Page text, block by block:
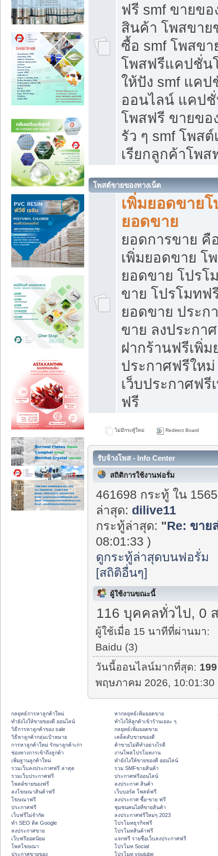
ฟรี smf ขายข
สินค้า โพสขาย
ซื้อ smf โพสข
โพสฟรีแคปชั่น
ให้ปัง smf แค
ออนไลน์ แคป
โพสฟรี ขายขอ
รัว ๆ smf โพส
เรียกลูกค้าโพส
โพสต์ขายของทางเน็ต
เพิ่มยอดขาย
ยอดขาย
ยอดการขาย คื
เพิ่มยอดขาย โ
ยอดขาย โปรโ
ขาย โปรโมทฟ
ยอดขาย ประก
ขาย ลงประกา
ฝากร้านฟรีเพิ่ม
ประกาศฟรีให
เว็บประกาศฟรี
ฟรี
ไม่มีกระทู้ใหม่ Redirect Board
รับจ้างโพส - Info Center
สถิติการใช้งานฟอรั่ม
461698 กระทู้ ใน
ล่าสุด: dilive11
กระทู้ล่าสุด: "Re: ขาย
08:01:33 )
ดูกระทู้ล่าสุดบนฟอรั่ม
[สถิติอื่นๆ]
ผู้ใช้งานขณะนี้
116 บุคคลทั่วไป, 0
ผู้ใช้เมื่อ 15 นาทีที่ผ่านมา:
Baidu (3)
วันนี้ออนไลน์มากที่สุด: 199
พฤษภาคม 2026, 10:01:30
กลยุทธ์การหาลูกค้าใหม่
ทํายังไงให้ขายของดี ออนไลน์
วิธีการหาลูกค้าของ sale
วิธีหาลูกค้ากลุ่มเป้าหมาย
การหาลูกค้าใหม่ รักษาลูกค้าเก่า
ช่องทางการเข้าถึงลูกค้า
เพิ่มฐานลูกค้าใหม่
รวมเว็บลงประกาศฟรี ล่าสุด
รวมเว็บประกาศฟรี
โพสต์ขายของฟรี
ลงโฆษณาสินค้าฟรี
โฆษณาฟรี
ประกาศฟรี
เว็บฟรีไม่จำกัด
ทำ SEO ติด Google
ลงประกาศขาย
เว็บฟรียอดนิยม
โพสโฆษณา
ประกาศขายของ
หากลยุทธ์เพิ่มยอดขาย
ทําไงให้ลูกค้าเข้าร้านเยอะ ๆ
กลยุทธ์เพิ่มยอดขาย
เคล็ดลับขายของดี
ค้าขายไม่ดีทำอย่างไรดี
งานโพสโปรโมทงาน
ทํายังไงให้ขายของดี ออนไลน์
รวม SMFขายสินค้า
ประกาศฟรีออนไลน์
ลงประกาศ สินค้า
เว็บบอร์ด โพสต์ฟรี
ลงประกาศ ซื้อ-ขาย ฟรี
ชุมชนคนไอทีขายสินค้า
ลงประกาศฟรีใหม่ๆ 2023
โปรโมทธุรกิจฟรี
โปรโมทสินค้าฟรี
แจกฟรี รายชื่อเว็บลงประกาศฟรี
โปรโมท Social
โปรโมท youtube